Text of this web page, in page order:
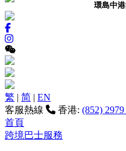
環島中
繁 | 简 | EN
客服熱線
香港: (852)
首頁
跨境巴士服務